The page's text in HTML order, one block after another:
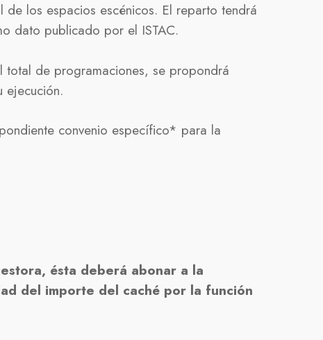
los espacios escénicos. El reparto tendrá
dato publicado por el ISTAC.
total de programaciones, se propondrá
ejecución.
convenio específico* para la
ésta deberá abonar a la
del importe del caché por la función